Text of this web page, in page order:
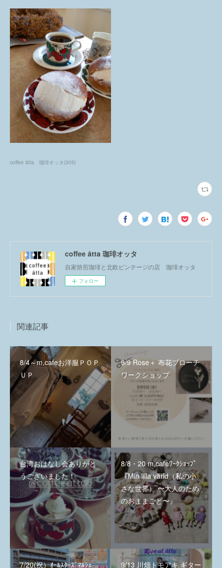
coffee åtta 珈琲オッタ (305)
coffee åtta 珈琲オッタ
自家焙煎珈琲と北欧ビンテージの店 珈琲オッタ
フォロー
関連記事
8/4～m,cafeお洋服ＰＯＰ
ＵＰ
9/9 Rose＋ 布花ブローチ
ワークショップ
台湾おはなし会ありがと
うございました！
8/8・20 m,cafeﾜｰｸｼｮｯﾌﾟ
『Min lilla värld（私の小
さな世界） 〜大人のため
のおままごと〜』
7/20(祝）ｵｰﾙｽﾀｰｽﾞﾏﾙｼｪ 9/13 川畑トモアキ ギター